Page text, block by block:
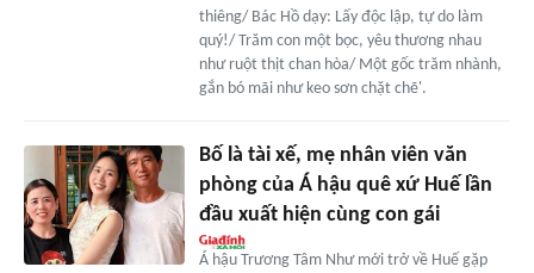
thiêng/ Bác Hồ dạy: Lấy độc lập, tự do làm
quý!/ Trăm con một bọc, yêu thương nhau
như ruột thịt chan hòa/ Một gốc trăm nhành,
gắn bó mãi như keo sơn chặt chẽ'.
Bố là tài xế, mẹ nhân viên văn
phòng của Á hậu quê xứ Huế lần
đầu xuất hiện cùng con gái
Á hậu Trương Tâm Như mới trở về Huế gặp